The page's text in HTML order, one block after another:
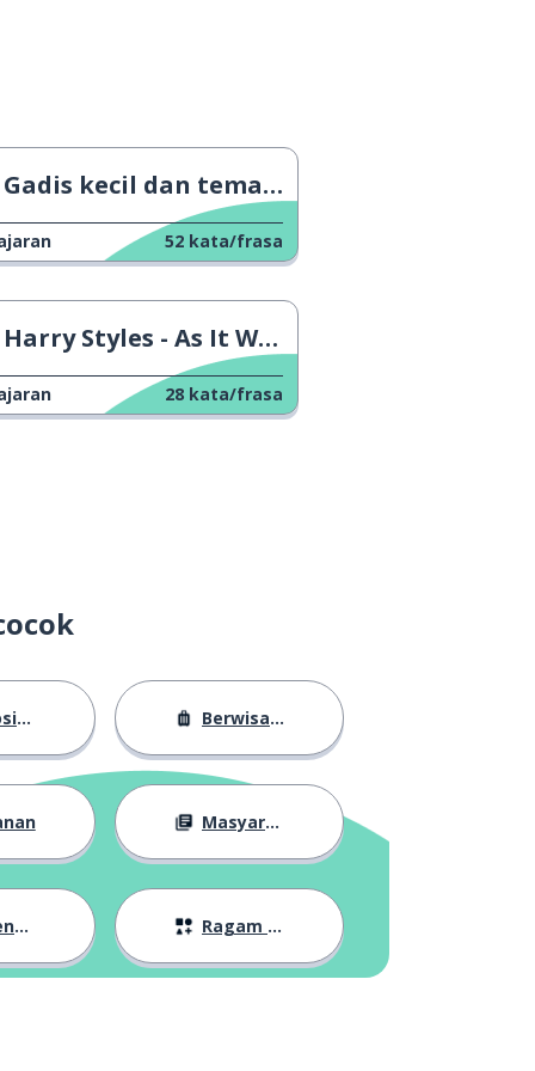
Gadis kecil dan teman mainnya si piton raksasa
52 kata/frasa
Harry Styles - As It Was
28 kata/frasa
Berwisata
Masyarakat
Ragam Topik